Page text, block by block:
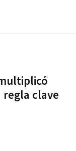
regla clave